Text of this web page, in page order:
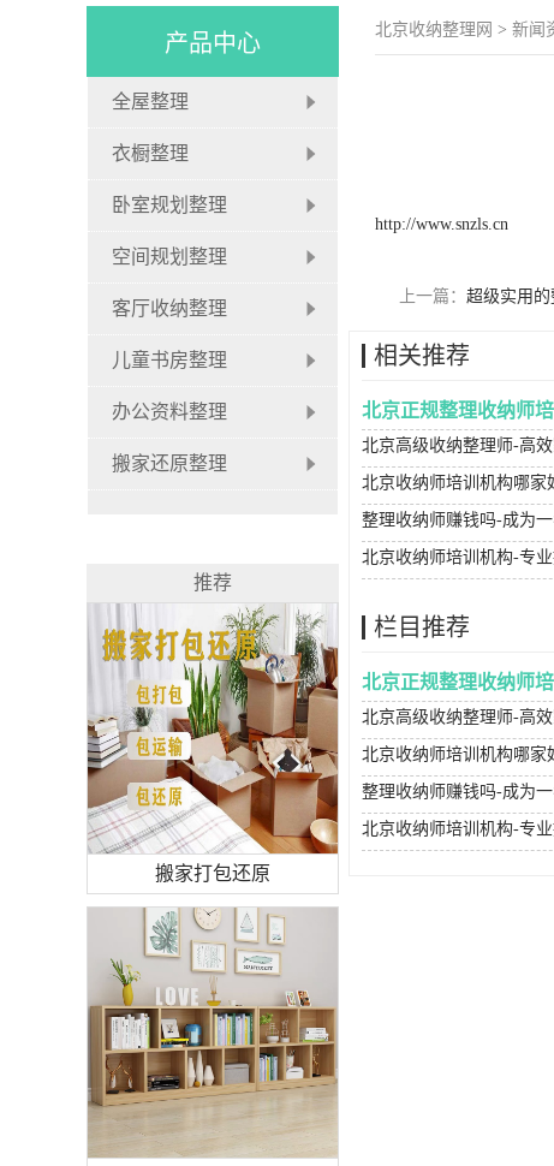
北京收纳整理网 > 新闻
http://www.snzls.cn
上一篇： 超级实用
相关推荐
北京正规整理收纳师
北京收纳师培训机构哪家
整理收纳师赚钱吗-成为
栏目推荐
北京正规整理收纳师
北京收纳师培训机构哪家
整理收纳师赚钱吗-成为
产品中心
全屋整理
衣橱整理
卧室规划整理
空间规划整理
客厅收纳整理
儿童书房整理
办公资料整理
搬家还原整理
推荐
搬家打包还原